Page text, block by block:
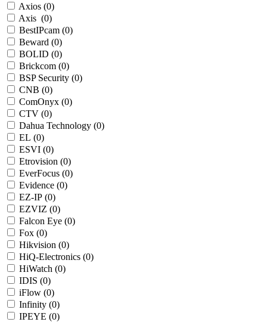
Axios (0)
Axis (0)
BestIPcam (0)
Beward (0)
BOLID (0)
Brickcom (0)
BSP Security (0)
CNB (0)
ComOnyx (0)
CTV (0)
Dahua Technology (0)
EL (0)
ESVI (0)
Etrovision (0)
EverFocus (0)
Evidence (0)
EZ-IP (0)
EZVIZ (0)
Falcon Eye (0)
Fox (0)
Hikvision (0)
HiQ-Electronics (0)
HiWatch (0)
IDIS (0)
iFlow (0)
Infinity (0)
IPEYE (0)